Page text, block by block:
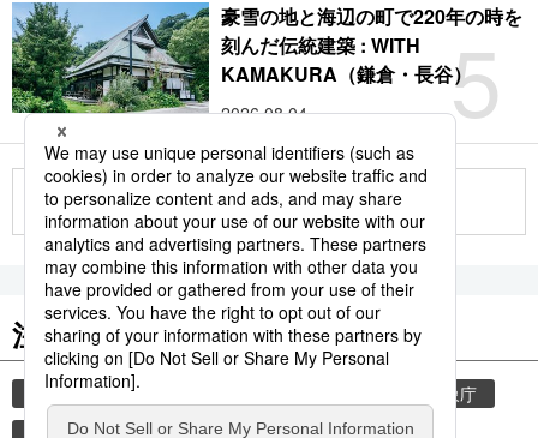
5
豪雪の地と海辺の町で220年の時を
刻んだ伝統建築 : WITH
KAMAKURA（鎌倉・長谷）
2026.08.04
もっと見る
注目のキーワード
共同通信ニュース
気象庁